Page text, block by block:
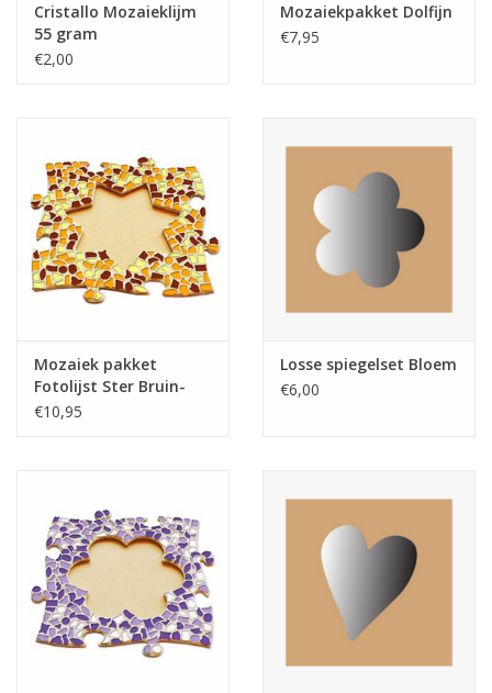
Moeder-dochter-activiteit
Mozaiekbank.nl
Kant-en-klare mozaïekwerken
Cristallo Mozaieklijm
55 gram
€2,00
Mozaiekpakket Dolfijn
€7,95
Mozaiek pakket
Fotolijst Ster Bruin-
Oranje-Geel
€10,95
Losse spiegelset Bloem
€6,00